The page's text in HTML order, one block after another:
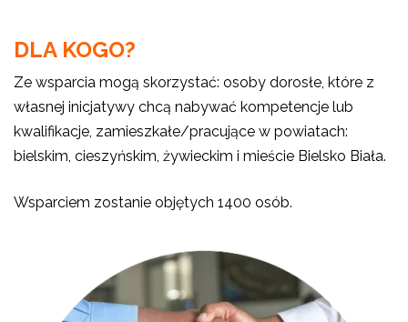
DLA KOGO?
Ze wsparcia mogą skorzystać: osoby dorosłe, które z
własnej inicjatywy chcą nabywać kompetencje lub
kwalifikacje, zamieszkałe/pracujące w powiatach:
bielskim, cieszyńskim, żywieckim i mieście Bielsko Biała.
Wsparciem zostanie objętych 1400 osób.